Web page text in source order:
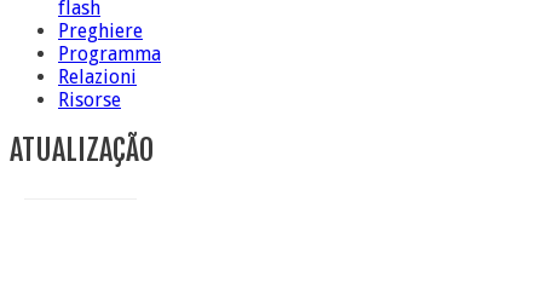
flash
Preghiere
Programma
Relazioni
Risorse
ATUALIZAÇÃO